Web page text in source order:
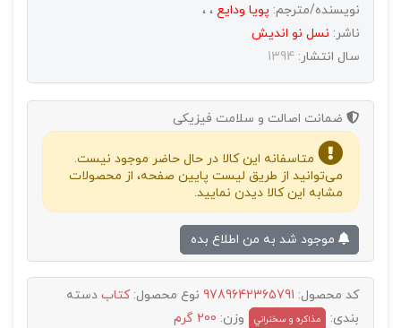
نویسنده/مترجم: پویا ودایع ، ،
ناشر: نسل نو انديش
سال انتشار: 1394
ضمانت اصالت و سلامت فیزیکی
متاسفانه این کالا در حال حاضر موجود نیست.
می‌توانید از طریق لیست پایین صفحه، از محصولات
مشابه این کالا دیدن نمایید.
کد محصول: 9789642365791 نوع محصول:کتاب دسته
بندی:
مذاکره و سخنراني وزن: 200 گرم